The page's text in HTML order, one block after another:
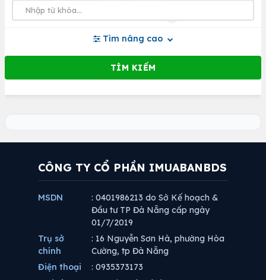
Tìm nâng cao
CÔNG TY CỔ PHẦN IMUABANBDS
MSDN
: 0401986213 do Sở Kế hoạch &
Đầu tư TP Đà Nẵng cấp ngày
01/7/2019
Trụ sở
chính
: 16 Nguyễn Sơn Hà, phường Hòa
Cường, tp Đà Nẵng
Điện thoại
: 0935373173